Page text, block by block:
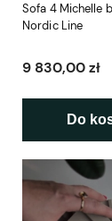
Sofa 4 Michelle
Nordic Line
9 830,00 zł
Do